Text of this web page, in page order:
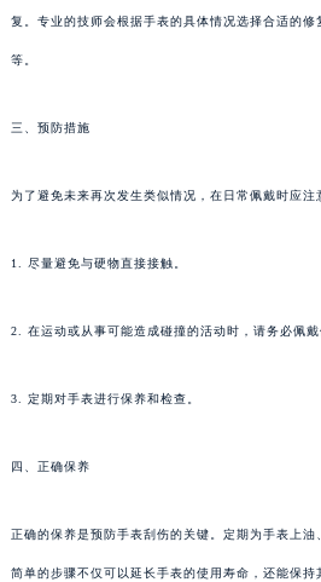
复。专业的技师会根据手表的具体情况选择合适的
等。
三、预防措施
为了避免未来再次发生类似情况，在日常佩戴时应注
1. 尽量避免与硬物直接接触。
2. 在运动或从事可能造成碰撞的活动时，请务必佩戴
3. 定期对手表进行保养和检查。
四、正确保养
正确的保养是预防手表刮伤的关键。定期为手表上
简单的步骤不仅可以延长手表的使用寿命，还能保持